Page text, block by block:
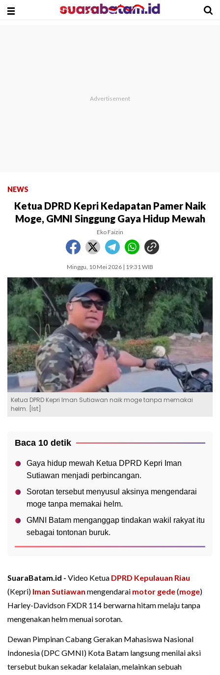
NEWS
Ketua DPRD Kepri Kedapatan Pamer Naik
Moge, GMNI Singgung Gaya Hidup Mewah
Eko Faizin
Minggu, 10 Mei 2026 | 19:31 WIB
Ketua DPRD Kepri Iman Sutiawan naik moge tanpa memakai
helm. [Ist]
Baca 10 detik
Gaya hidup mewah Ketua DPRD Kepri Iman
Sutiawan menjadi perbincangan.
Sorotan tersebut menyusul aksinya mengendarai
moge tanpa memakai helm.
GMNI Batam menganggap tindakan wakil rakyat itu
sebagai tontonan buruk.
SuaraBatam.id - Video Ketua DPRD Kepulauan Riau
(Kepri) Iman Sutiawan mengendarai motor gede(moge)
Harley-Davidson FXDR 114 berwarna hitam melaju tanpa
mengenakan helm menuai sorotan.
Dewan Pimpinan Cabang Gerakan Mahasiswa Nasional
Indonesia (DPC GMNI) Kota Batam langsung menilai aksi
tersebut bukan sekadar kelalaian, melainkan sebuah